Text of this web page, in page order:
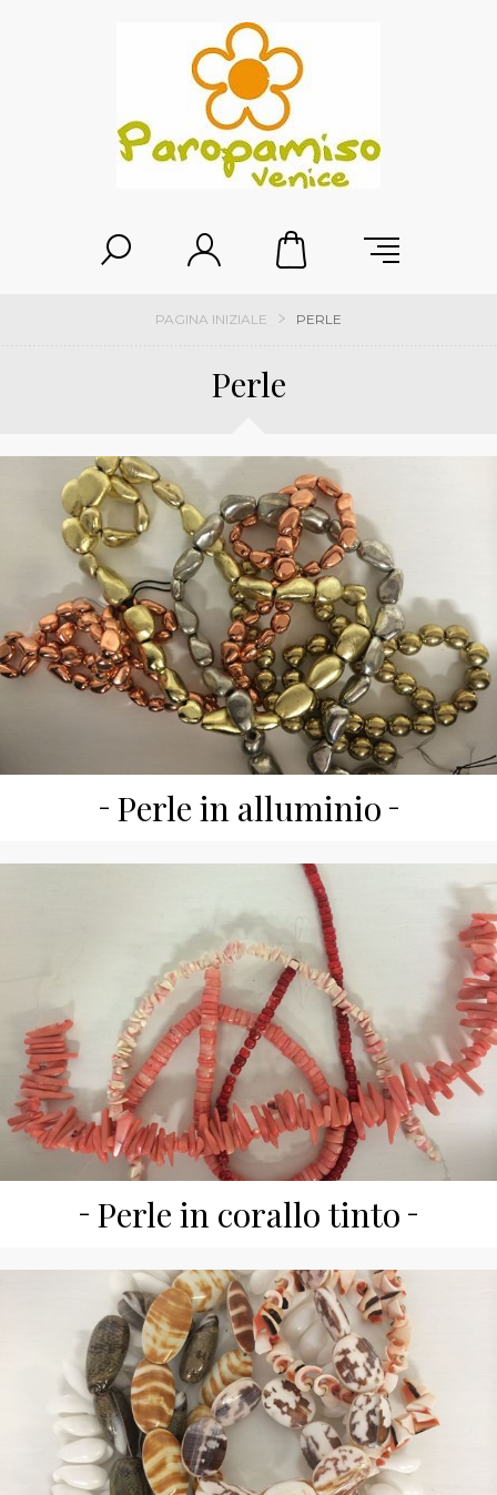
PAGINA INIZIALE PERLE
Perle
Perle in alluminio
Perle in corallo tinto